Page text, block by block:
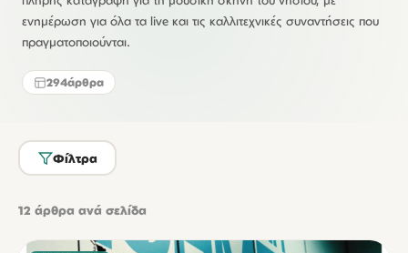
ενημέρωση για όλα τα live και τις καλλιτεχνικές συναντήσεις που
πραγματοποιούνται.
294άρθρα
Φίλτρα
12 άρθρα ανά σελίδα